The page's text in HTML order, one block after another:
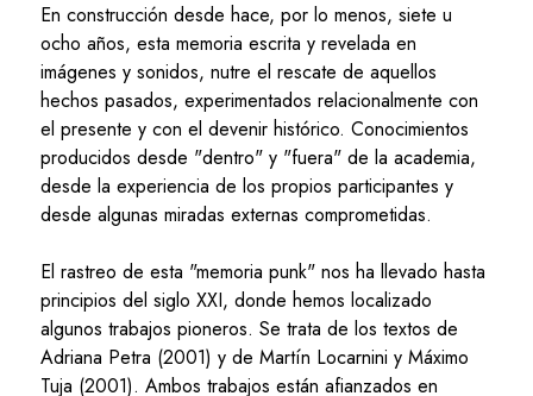
En construcción desde hace, por lo menos, siete u
ocho años, esta memoria escrita y revelada en
imágenes y sonidos, nutre el rescate de aquellos
hechos pasados, experimentados relacionalmente con
el presente y con el devenir histórico. Conocimientos
producidos desde "dentro" y "fuera" de la academia,
desde la experiencia de los propios participantes y
desde algunas miradas externas comprometidas.
El rastreo de esta "memoria punk" nos ha llevado hasta
principios del siglo XXI, donde hemos localizado
algunos trabajos pioneros. Se trata de los textos de
Adriana Petra (2001) y de Martín Locarnini y Máximo
Tuja (2001). Ambos trabajos están afianzados en